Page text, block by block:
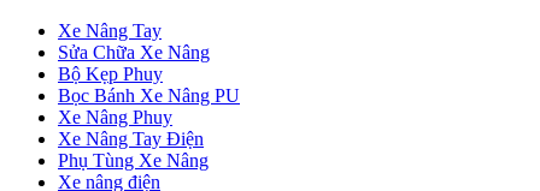
Xe Nâng Tay
Sửa Chữa Xe Nâng
Bộ Kẹp Phuy
Bọc Bánh Xe Nâng PU
Xe Nâng Phuy
Xe Nâng Tay Điện
Phụ Tùng Xe Nâng
Xe nâng điện